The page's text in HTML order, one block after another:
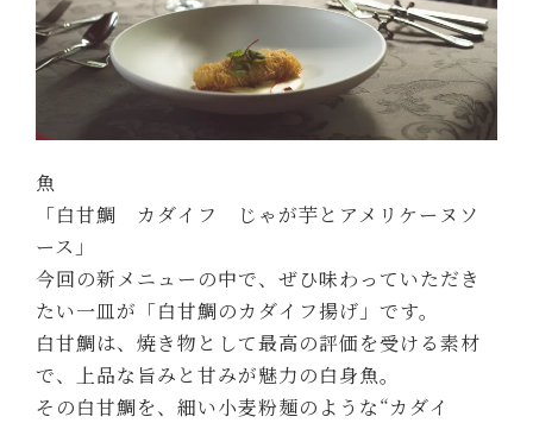
魚
「白甘鯛 カダイフ じゃが芋とアメリケーヌソ
ース」
今回の新メニューの中で、ぜひ味わっていただき
たい一皿が「白甘鯛のカダイフ揚げ」です。
白甘鯛は、焼き物として最高の評価を受ける素材
で、上品な旨みと甘みが魅力の白身魚。
その白甘鯛を、細い小麦粉麺のような“カダイ